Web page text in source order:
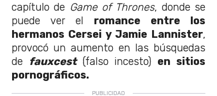
capítulo de Game of Thrones, donde se
puede ver el romance entre los
hermanos Cersei y Jamie Lannister,
provocó un aumento en las búsquedas
de fauxcest (falso incesto) en sitios
pornográficos.